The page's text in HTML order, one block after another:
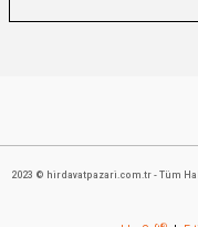
2023 © hirdavatpazari.com.tr - Tüm